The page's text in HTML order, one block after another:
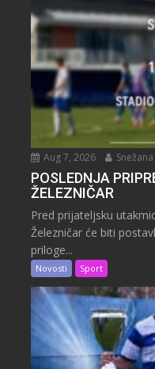
Aug 7, 2026
POSLEDNJA
ŽELEZNIČAR
Pred prijateljsku
Železničar će biti
priloge...
Novosti Sport